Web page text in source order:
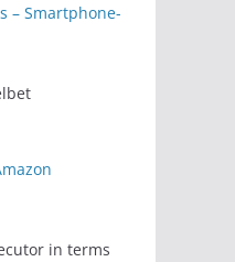
– Smartphone-
in terms